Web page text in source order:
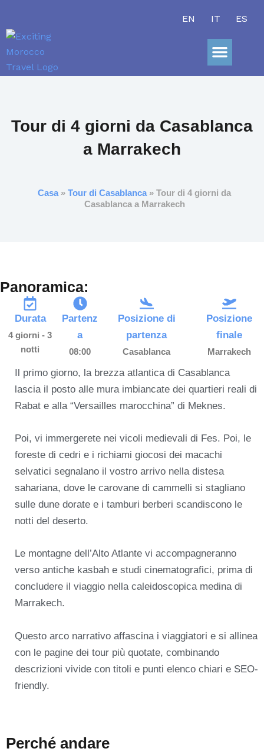
contenuto
EN IT ES
Tour di 4 giorni da Casablanca
a Marrakech
Casa » Tour di Casablanca » Tour di 4 giorni da
Casablanca a Marrakech
Panoramica:
Durata
4 giorni - 3
notti
Partenz
a
08:00
Posizione di
partenza
Casablanca
Posizione
finale
Marrakech
Il primo giorno, la brezza atlantica di Casablanca
lascia il posto alle mura imbiancate dei quartieri reali di
Rabat e alla “Versailles marocchina” di Meknes.
Poi, vi immergerete nei vicoli medievali di Fes. Poi, le
foreste di cedri e i richiami giocosi dei macachi
selvatici segnalano il vostro arrivo nella distesa
sahariana, dove le carovane di cammelli si stagliano
sulle dune dorate e i tamburi berberi scandiscono le
notti del deserto.
Le montagne dell’Alto Atlante vi accompagneranno
verso antiche kasbah e studi cinematografici, prima di
concludere il viaggio nella caleidoscopica medina di
Marrakech.
Questo arco narrativo affascina i viaggiatori e si allinea
con le pagine dei tour più quotate, combinando
descrizioni vivide con titoli e punti elenco chiari e SEO-
friendly.
Perché andare